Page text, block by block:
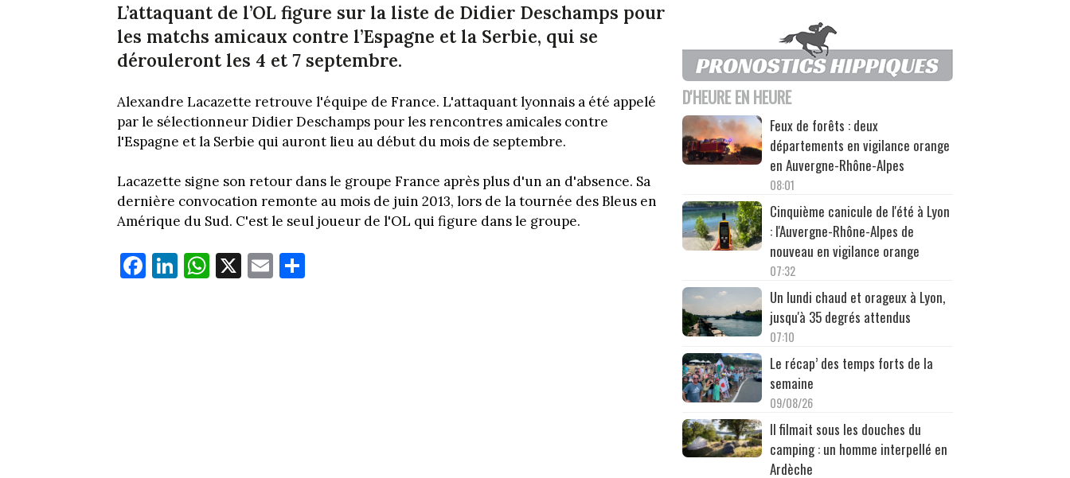
L’attaquant de l’OL figure sur la liste de Didier Deschamps pour
les matchs amicaux contre l’Espagne et la Serbie, qui se
dérouleront les 4 et 7 septembre.
Alexandre Lacazette retrouve l'équipe de France. L'attaquant lyonnais a été appelé
par le sélectionneur Didier Deschamps pour les rencontres amicales contre
l'Espagne et la Serbie qui auront lieu au début du mois de septembre.
Lacazette signe son retour dans le groupe France après plus d'un an d'absence. Sa
dernière convocation remonte au mois de juin 2013, lors de la tournée des Bleus en
Amérique du Sud. C'est le seul joueur de l'OL qui figure dans le groupe.
Fa
ce
Li
nk
W
ha
X E
m
D'HEURE EN HEURE
Feux de forêts : deux
départements en vigilance orange
en Auvergne-Rhône-Alpes
08:01
Cinquième canicule de l'été à Lyon
: l'Auvergne-Rhône-Alpes de
nouveau en vigilance orange
07:32
Un lundi chaud et orageux à Lyon,
jusqu'à 35 degrés attendus
07:10
Le récap’ des temps forts de la
semaine
09/08/26
Il filmait sous les douches du
camping : un homme interpellé en
Ardèche